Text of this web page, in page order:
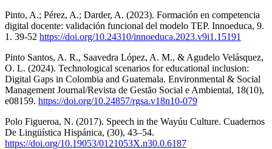
Pinto, A.; Pérez, A.; Darder, A. (2023). Formación en competencia
digital docente: validación funcional del modelo TEP. Innoeduca, 9.
1. 39-52 https://doi.org/10.24310/innoeduca.2023.v9i1.15191
Pinto Santos, A. R., Saavedra López, A. M., & Agudelo Velásquez,
O. L. (2024). Technological scenarios for educational inclusion:
Digital Gaps in Colombia and Guatemala. Environmental & Social
Management Journal/Revista de Gestão Social e Ambiental, 18(10),
e08159. https://doi.org/10.24857/rgsa.v18n10-079
Polo Figueroa, N. (2017). Speech in the Wayúu Culture. Cuadernos
De Lingüística Hispánica, (30), 43–54.
https://doi.org/10.19053/0121053X.n30.0.6187